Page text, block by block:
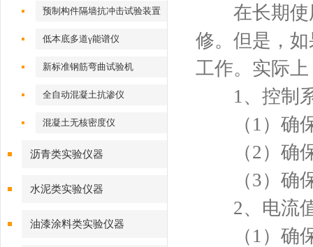
在长期使用
修。但是，
工作。实际
1、控制系
（1）确保
（2）确保
（3）确保
2、电流
（1）确保
预制构件隔墙抗冲击试验装置
低本底多道γ能谱仪
新标准钢筋弯曲试验机
全自动混凝土抗渗仪
混凝土无核密度仪
沥青类实验仪器
水泥类实验仪器
油漆涂料类实验仪器